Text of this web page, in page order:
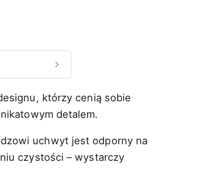
którzy cenią sobie
detalem.
uchwyt jest odporny na
czystości – wystarczy